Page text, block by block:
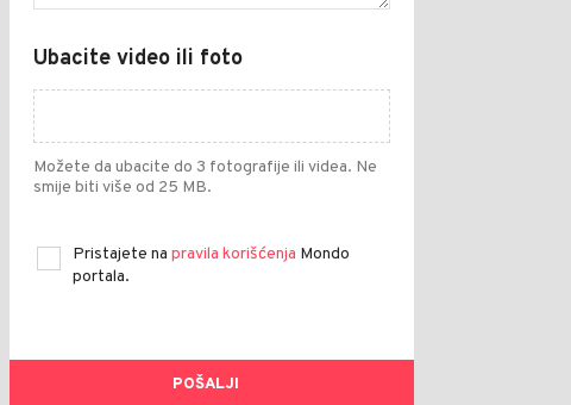
Ubacite video ili foto
Možete da ubacite do 3 fotografije ili videa. Ne
smije biti više od 25 MB.
Pristajete na pravila korišćenja Mondo
portala.
POŠALJI